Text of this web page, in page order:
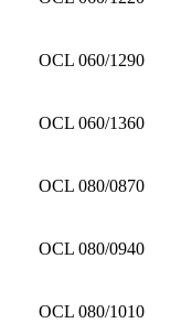
OCL 060/1290
OCL 060/1360
OCL 080/0870
OCL 080/0940
OCL 080/1010